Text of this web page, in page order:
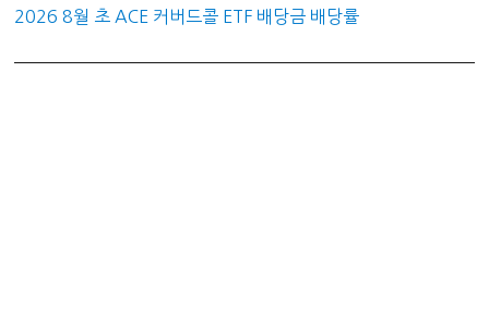
2026 8월 초 ACE 커버드콜 ETF 배당금 배당률